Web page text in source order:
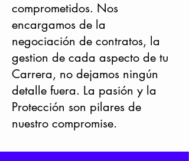
comprometidos. Nos
encargamos de la
negociación de contratos, la
gestion de cada aspecto de tu
Carrera, no dejamos ningún
detalle fuera. La pasión y la
Protección son pilares de
nuestro compromise.